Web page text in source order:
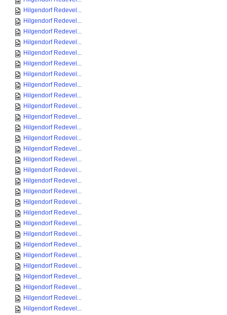
Hilgendorf Redevel...
Hilgendorf Redevel...
Hilgendorf Redevel...
Hilgendorf Redevel...
Hilgendorf Redevel...
Hilgendorf Redevel...
Hilgendorf Redevel...
Hilgendorf Redevel...
Hilgendorf Redevel...
Hilgendorf Redevel...
Hilgendorf Redevel...
Hilgendorf Redevel...
Hilgendorf Redevel...
Hilgendorf Redevel...
Hilgendorf Redevel...
Hilgendorf Redevel...
Hilgendorf Redevel...
Hilgendorf Redevel...
Hilgendorf Redevel...
Hilgendorf Redevel...
Hilgendorf Redevel...
Hilgendorf Redevel...
Hilgendorf Redevel...
Hilgendorf Redevel...
Hilgendorf Redevel...
Hilgendorf Redevel...
Hilgendorf Redevel...
Hilgendorf Redevel...
Hilgendorf Redevel...